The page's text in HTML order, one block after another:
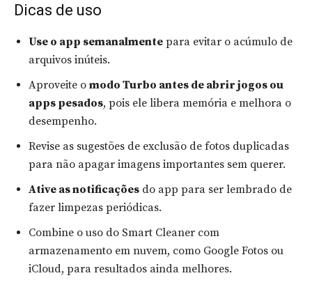
Dicas de uso
Use o app semanalmente para evitar o acúmulo de
arquivos inúteis.
Aproveite o modo Turbo antes de abrir jogos ou
apps pesados, pois ele libera memória e melhora o
desempenho.
Revise as sugestões de exclusão de fotos duplicadas
para não apagar imagens importantes sem querer.
Ative as notificações do app para ser lembrado de
fazer limpezas periódicas.
Combine o uso do Smart Cleaner com
armazenamento em nuvem, como Google Fotos ou
iCloud, para resultados ainda melhores.